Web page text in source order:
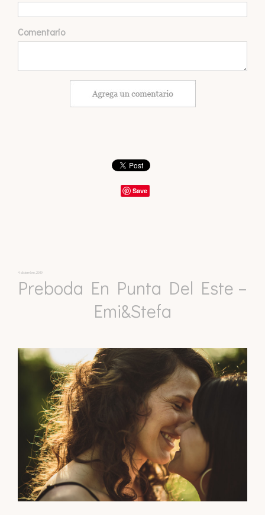
Comentario
Save
4 diciembre, 2019
Preboda En Punta Del Este –
Emi&Stefa